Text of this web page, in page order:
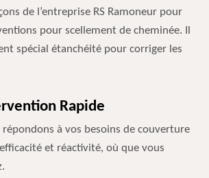
de l’entreprise RS Ramoneur pour
pour scellement de cheminée. Il
spécial étanchéité pour corriger les
Rapide
répondons à vos besoins de couverture
et réactivité, où que vous